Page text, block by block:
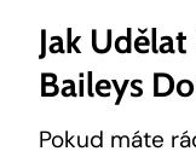
Jak
Baileys
Pokud máte